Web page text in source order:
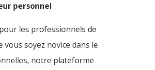
personnel
les professionnels de
soyez novice dans le
notre plateforme